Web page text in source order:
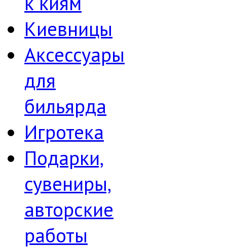
Киевницы
Аксессуары
для
бильярда
Игротека
Подарки,
сувениры,
авторские
работы